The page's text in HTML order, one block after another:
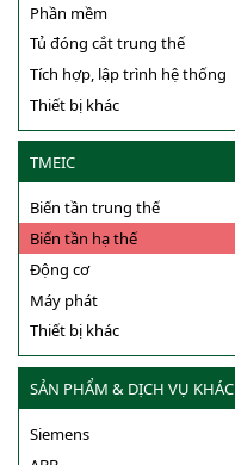
Phần mềm
Tủ đóng cắt trung thế
Tích hợp, lập trình hệ thống
Thiết bị khác
TMEIC
Biến tần trung thế
Biến tần hạ thế
Động cơ
Máy phát
Thiết bị khác
SẢN PHẨM & DỊCH VỤ KHÁC
Siemens